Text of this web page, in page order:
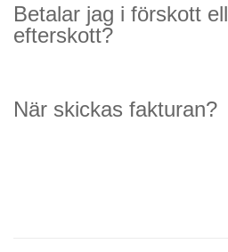
Betalar jag i förskott
efterskott?
När skickas fakturan?